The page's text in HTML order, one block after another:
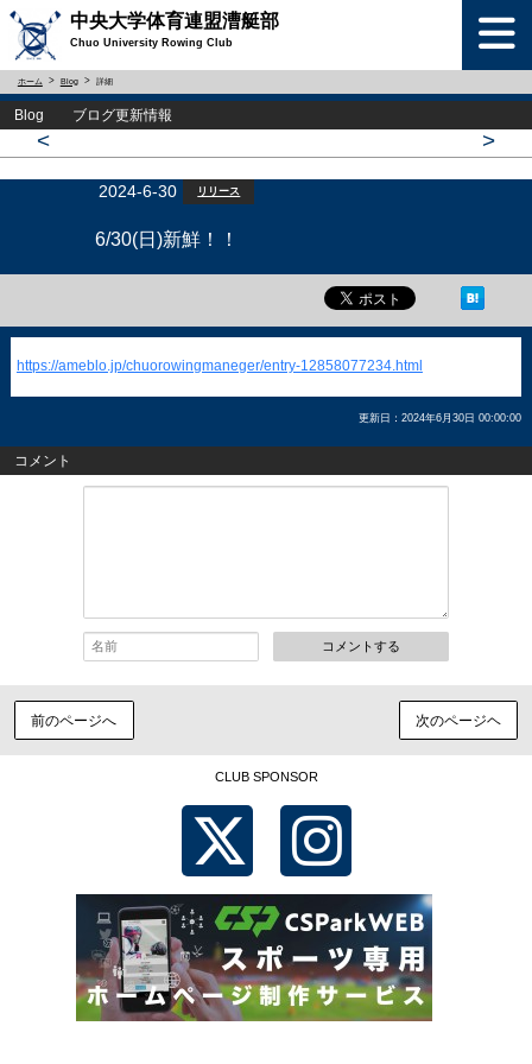
中央大学体育連盟漕艇部
Chuo University Rowing Club
ホーム Blog 詳細
Blog ブログ更新情報
< >
2024-6-30 リリース
6/30(日)新鮮！！
https://ameblo.jp/chuorowingmaneger/entry-12858077234.html
更新日：2024年6月30日 00:00:00
コメント
コメントする
前のページへ 次のページヘ
CLUB SPONSOR